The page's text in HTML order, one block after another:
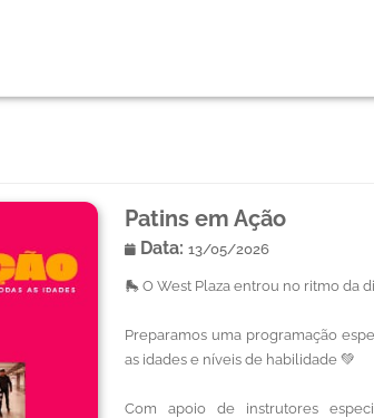
Patins em Ação
Data: 13/05/2026
🛼 O West Plaza entrou no ritmo da
Preparamos uma programação
as idades e níveis de habilidade 💚
Com apoio de instrutores